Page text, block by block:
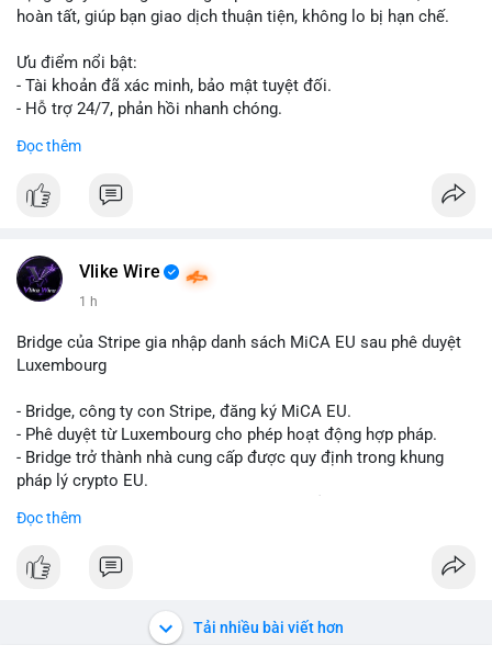
hoàn tất, giúp bạn giao dịch thuận tiện, không lo bị hạn chế.
Ưu điểm nổi bật:
- Tài khoản đã xác minh, bảo mật tuyệt đối.
- Hỗ trợ 24/7, phản hồi nhanh chóng.
nay:
📧 Email: localpvashop@gmail.com
Đọc thêm
Vlike Wire
1 h
Bridge của Stripe gia nhập danh sách MiCA EU sau phê duyệt
Luxembourg
- Bridge, công ty con Stripe, đăng ký MiCA EU.
- Phê duyệt từ Luxembourg cho phép hoạt động hợp pháp.
- Bridge trở thành nhà cung cấp được quy định trong khung
pháp lý crypto EU.
#luxembourg
Đọc thêm
Tải nhiều bài viết hơn